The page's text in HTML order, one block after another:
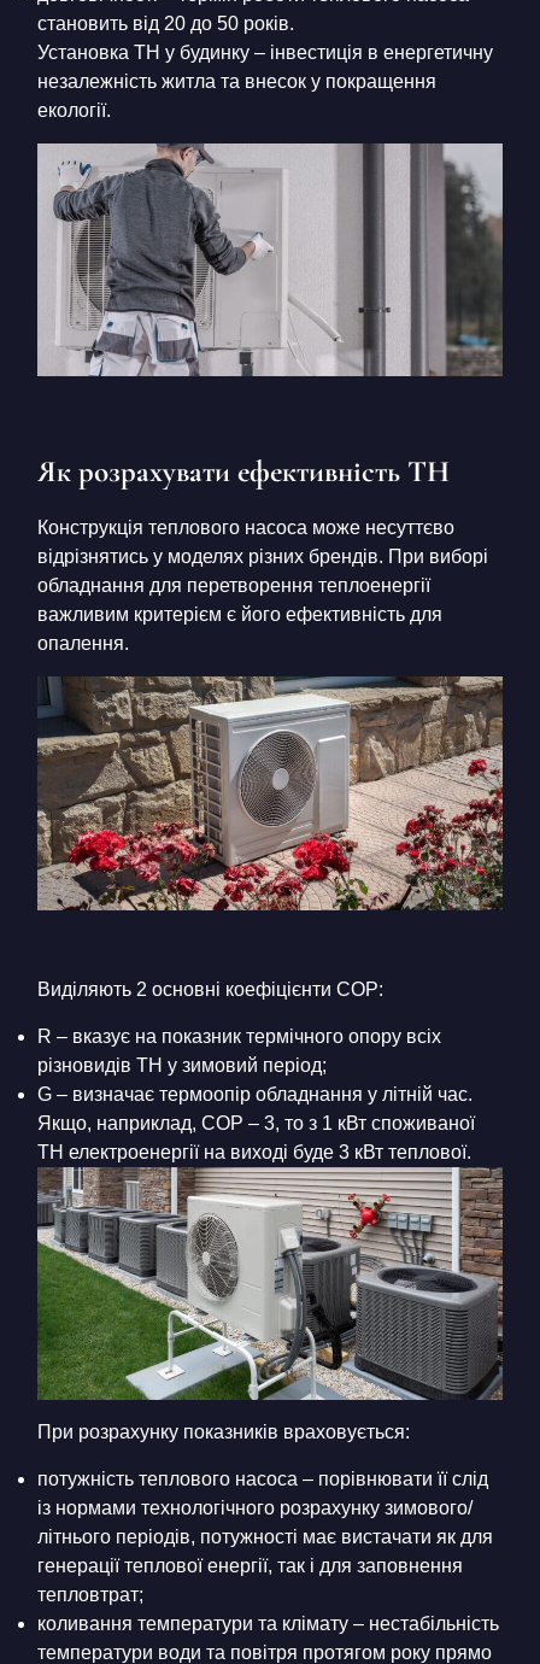
становить від 20 до 50 років.
Установка ТН у будинку – інвестиція в енергетичну
незалежність житла та внесок у покращення
екології.
Як розрахувати ефективність ТН
Конструкція теплового насоса може несуттєво
відрізнятись у моделях різних брендів. При виборі
обладнання для перетворення теплоенергії
важливим критерієм є його ефективність для
опалення.
Виділяють 2 основні коефіцієнти СОР:
R – вказує на показник термічного опору всіх
різновидів ТН у зимовий період;
G – визначає термоопір обладнання у літній час.
Якщо, наприклад, СОР – 3, то з 1 кВт споживаної
ТН електроенергії на виході буде 3 кВт теплової.
При розрахунку показників враховується:
потужність теплового насоса – порівнювати її слід
із нормами технологічного розрахунку зимового/
літнього періодів, потужності має вистачати як для
генерації теплової енергії, так і для заповнення
тепловтрат;
коливання температури та клімату – нестабільність
температури води та повітря протягом року прямо